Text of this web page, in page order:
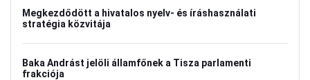
Megkezdődött a hivatalos nyelv- és íráshasználati
stratégia közvitája
Baka Andrást jelöli államfőnek a Tisza parlamenti
frakciója